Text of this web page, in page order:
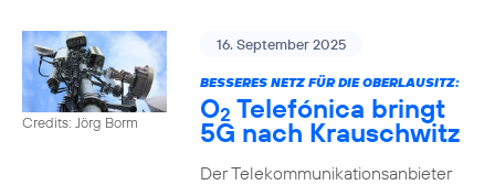
Credits: Jörg Borm
16. September 2025
BESSERES NETZ FÜR DIE OBERLAUSITZ:
O2 Telefónica bringt
5G nach Krauschwitz
Der Telekommunikationsanbieter